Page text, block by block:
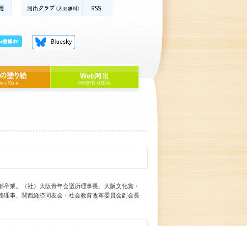
業。（社）大阪青年会議所理事長、大阪文化賞・
事、関西経済同友会・社会教育改革委員会副会長